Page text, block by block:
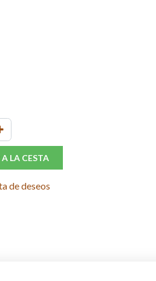
LA CESTA
de deseos